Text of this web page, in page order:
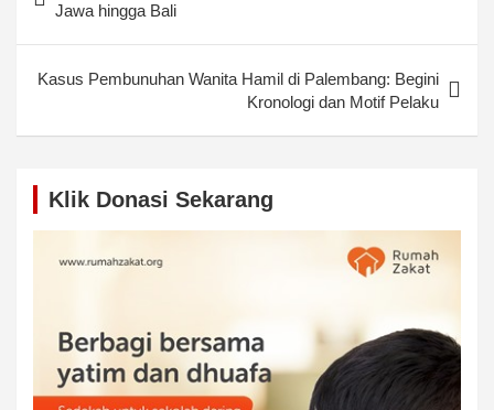
Jawa hingga Bali
Kasus Pembunuhan Wanita Hamil di Palembang: Begini
Kronologi dan Motif Pelaku
Klik Donasi Sekarang